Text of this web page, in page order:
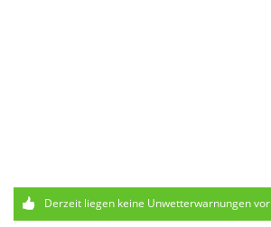
Derzeit liegen keine Unwetterwarnungen vor